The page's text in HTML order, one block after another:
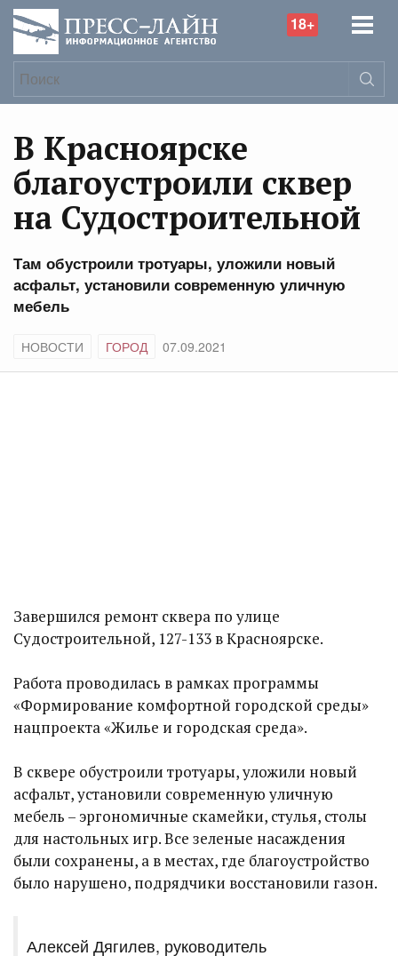
18+
В Красноярске
благоустроили сквер
на Судостроительной
Там обустроили тротуары, уложили новый
асфальт, установили современную уличную
мебель
НОВОСТИ ГОРОД 07.09.2021
Завершился ремонт сквера по улице
Судостроительной, 127-133 в Красноярске.
Работа проводилась в рамках программы
«Формирование комфортной городской среды»
нацпроекта «Жилье и городская среда».
В сквере обустроили тротуары, уложили новый
асфальт, установили современную уличную
мебель – эргономичные скамейки, стулья, столы
для настольных игр. Все зеленые насаждения
были сохранены, а в местах, где благоустройство
было нарушено, подрядчики восстановили газон.
Алексей Дягилев, руководитель